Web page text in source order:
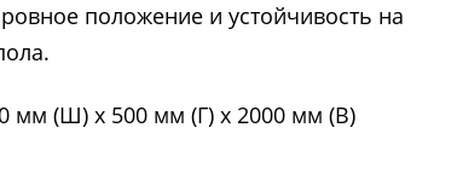
положение и устойчивость на
мм (Ш) х 500 мм (Г) х 2000 мм (В)